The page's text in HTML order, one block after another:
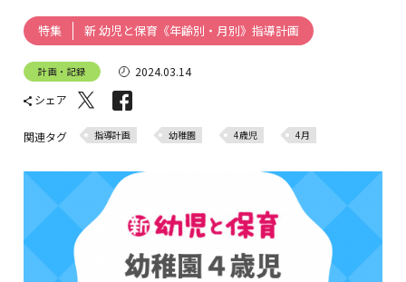
特集 新 幼児と保育《年齢別・月別》指導計画
計画・記録
2024.03.14
シェア
関連タグ 指導計画 幼稚園 4歳児 4月